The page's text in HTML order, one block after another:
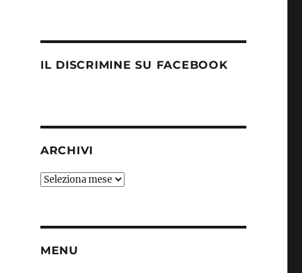
IL DISCRIMINE SU FACEBOOK
ARCHIVI
Archivi
MENU